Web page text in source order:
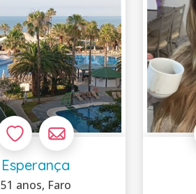
Esperança
51 anos, Faro